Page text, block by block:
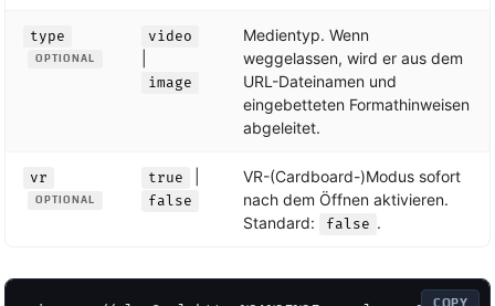
type
OPTIONAL
video
image
Medientyp. Wenn
weggelassen, wird er aus dem
URL-Dateinamen und
eingebetteten Formathinweisen
abgeleitet.
vr
OPTIONAL
true
false
VR-(Cardboard-)Modus sofort
nach dem Öffnen aktivieren.
Standard:
false .
COPY